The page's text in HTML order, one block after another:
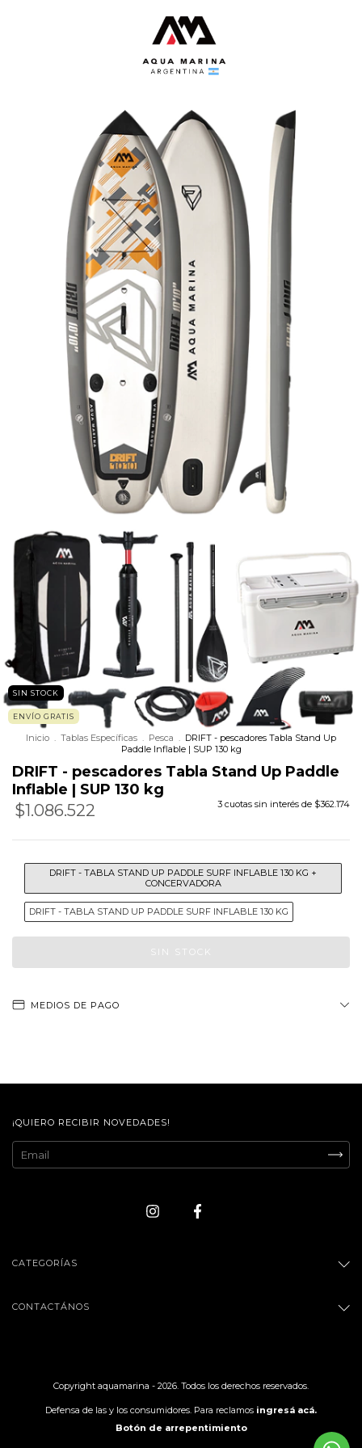
SIN STOCK
ENVÍO GRATIS
Inicio . Tablas Específicas . Pesca . DRIFT - pescadores Tabla Stand Up
Paddle Inflable | SUP 130 kg
DRIFT - pescadores Tabla Stand Up Paddle
Inflable | SUP 130 kg
$1.086.522 3 cuotas sin interés de $362.174
$897.952,07
DRIFT - TABLA STAND UP PADDLE SURF INFLABLE 130 KG +
CONCERVADORA
DRIFT - TABLA STAND UP PADDLE SURF INFLABLE 130 KG
MEDIOS DE PAGO
¡QUIERO RECIBIR NOVEDADES!
CATEGORÍAS
CONTACTÁNOS
Copyright aquamarina - 2026. Todos los derechos reservados.
Defensa de las y los consumidores. Para reclamos ingresá acá.
Botón de arrepentimiento